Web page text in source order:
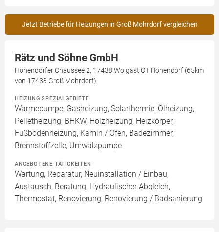
Jetzt Betriebe für Heizungen in Groß Mohrdorf vergleichen
Rätz und Söhne GmbH
Hohendorfer Chaussee 2, 17438 Wolgast OT Hohendorf (65km
von 17438 Groß Mohrdorf)
HEIZUNG SPEZIALGEBIETE
Wärmepumpe, Gasheizung, Solarthermie, Ölheizung,
Pelletheizung, BHKW, Holzheizung, Heizkörper,
Fußbodenheizung, Kamin / Ofen, Badezimmer,
Brennstoffzelle, Umwälzpumpe
ANGEBOTENE TÄTIGKEITEN
Wartung, Reparatur, Neuinstallation / Einbau,
Austausch, Beratung, Hydraulischer Abgleich,
Thermostat, Renovierung, Renovierung / Badsanierung